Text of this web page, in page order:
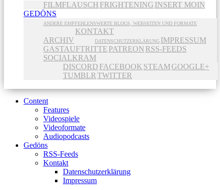
FILMFLAUSCH FRIGHTENING INSERT MOIN
GEDÖNS
ANDERE EMPFEHLENSWERTE BLOGS, WEBSEITEN UND FORMATE
ARCHIV
KONTAKT
DATENSCHUTZERKLÄRUNG IMPRESSUM
GASTAUFTRITTE PATREON RSS-FEEDS
SOCIALKRAM
DISCORD FACEBOOK STEAMGOOGLE+
TUMBLR TWITTER
Content
Features
Videospiele
Videoformate
Audiopodcasts
Gedöns
RSS-Feeds
Kontakt
Datenschutzerklärung
Impressum